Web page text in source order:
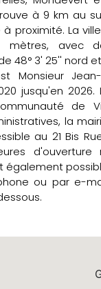
à 9 km au
proximité. La
avec
48° 3' 25'' nord et
Monsieur Jean-
jusqu'en
de
la
au 21 Bis
d'ouverture
également
ou par e-